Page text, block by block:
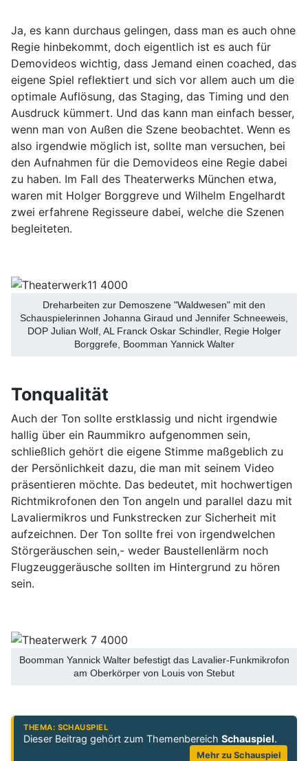
Ja, es kann durchaus gelingen, dass man es auch ohne
Regie hinbekommt, doch eigentlich ist es auch für
Demovideos wichtig, dass Jemand einen coached, das
eigene Spiel reflektiert und sich vor allem auch um die
optimale Auflösung, das Staging, das Timing und den
Ausdruck kümmert. Und das kann man einfach besser,
wenn man von Außen die Szene beobachtet. Wenn es
also irgendwie möglich ist, sollte man versuchen, bei
den Aufnahmen für die Demovideos eine Regie dabei
zu haben. Im Fall des Theaterwerks München etwa,
waren mit Holger Borggreve und Wilhelm Engelhardt
zwei erfahrene Regisseure dabei, welche die Szenen
begleiteten.
Dreharbeiten zur Demoszene "Waldwesen" mit den
Schauspielerinnen Johanna Giraud und Jennifer Schneeweis,
DOP Julian Wolf, AL Franck Oskar Schindler, Regie Holger
Borggrefe, Boomman Yannick Walter
Tonqualität
Auch der Ton sollte erstklassig und nicht irgendwie
hallig über ein Raummikro aufgenommen sein,
schließlich gehört die eigene Stimme maßgeblich zu
der Persönlichkeit dazu, die man mit seinem Video
präsentieren möchte. Das bedeutet, mit hochwertigen
Richtmikrofonen den Ton angeln und parallel dazu mit
Lavaliermikros und Funkstrecken zur Sicherheit mit
aufzeichnen. Der Ton sollte frei von irgendwelchen
Störgeräuschen sein,- weder Baustellenlärm noch
Flugzeuggeräusche sollten im Hintergrund zu hören
sein.
Boomman Yannick Walter befestigt das Lavalier-Funkmikrofon
am Oberkörper von Louis von Stebut
THEMA: SCHAUSPIEL
Dieser Beitrag gehört zum ThemenbereichSchauspiel.
Mehr zu Schauspiel